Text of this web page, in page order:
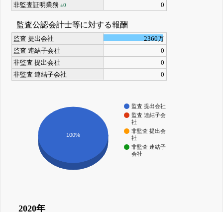
非監査証明業務±0 0
監査公認会計士等に対する報酬
監査 提出会社
2360万
監査 連結子会社
0
非監査 提出会社
0
非監査 連結子会社
0
監査 提出会社
監査 連結子会
社
非監査 提出会
社
非監査 連結子
会社
100%
2020年